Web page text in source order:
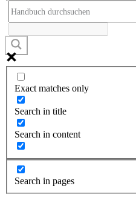
Exact matches only
Search in title
Search in content
Search in pages